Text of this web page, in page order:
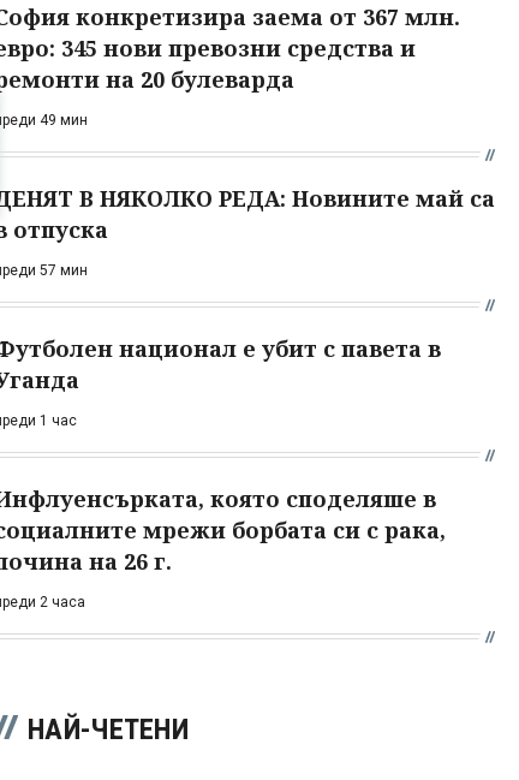
конкретизира заема от 367 млн.
345 нови превозни средства и
на 20 булеварда
49 мин
В НЯКОЛКО РЕДА: Новините май са
отпуска
57 мин
национал е убит с павета в
1 час
която споделяше в
мрежи борбата си с рака,
на 26 г.
2 часа
НАЙ-ЧЕТЕНИ